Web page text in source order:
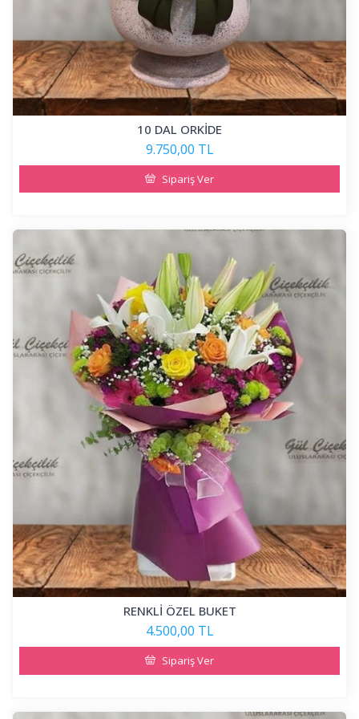
10 DAL ORKİDE
9.750,00 TL
Sipariş Ver
RENKLİ ÖZEL BUKET
4.500,00 TL
Sipariş Ver